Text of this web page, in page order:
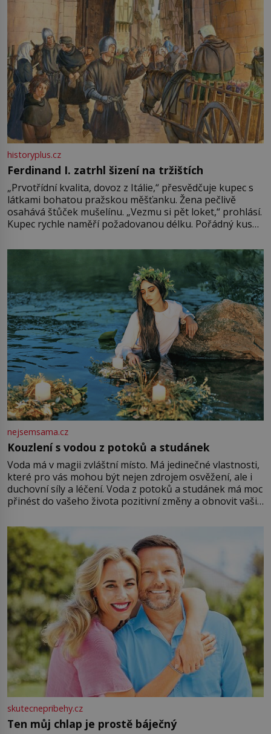
historyplus.cz
Ferdinand I. zatrhl šizení na tržištích
„Prvotřídní kvalita, dovoz z Itálie,“ přesvědčuje kupec s
látkami bohatou pražskou měšťanku. Žena pečlivě
osahává štůček mušelínu. „Vezmu si pět loket,“ prohlásí.
Kupec rychle naměří požadovanou délku. Pořádný kus
milostpaní. Stačí jenom na sukni,“ zhodnotí švadlena
množství růžového mušelínu. „Ošidili vás, podívejte.“
nejsemsama.cz
Kouzlení s vodou z potoků a studánek
Voda má v magii zvláštní místo. Má jedinečné vlastnosti,
které pro vás mohou být nejen zdrojem osvěžení, ale i
duchovní síly a léčení. Voda z potoků a studánek má moc
přinést do vašeho života pozitivní změny a obnovit vaši
můžete obohatit své rituály a přinést do svého života
větší harmonii a klid. Je důležité
skutecnepribehy.cz
Ten můj chlap je prostě báječný